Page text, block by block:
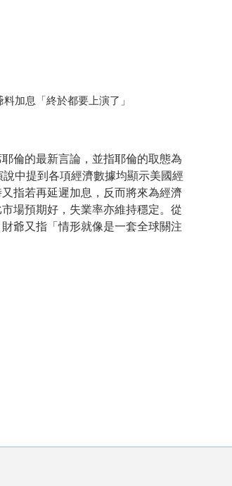
料加息「終於都要上演了」
倫的最新言論，並指耶倫的取態為
中提到各項經濟數據均顯示美國經
指若再延遲加息，反而將來為經濟
場預期好，失業率亦維持穩定。從
爺又指「情形就像是一套全球關注